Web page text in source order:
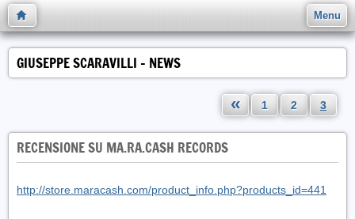
Menu
GIUSEPPE SCARAVILLI - NEWS
« 1 2 3
RECENSIONE SU MA.RA.CASH RECORDS
http://store.maracash.com/product_info.php?products_id=441